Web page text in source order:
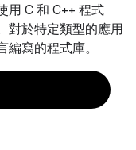
用 C 和 C++ 程式
對於特定類型的應用
寫的程式庫。